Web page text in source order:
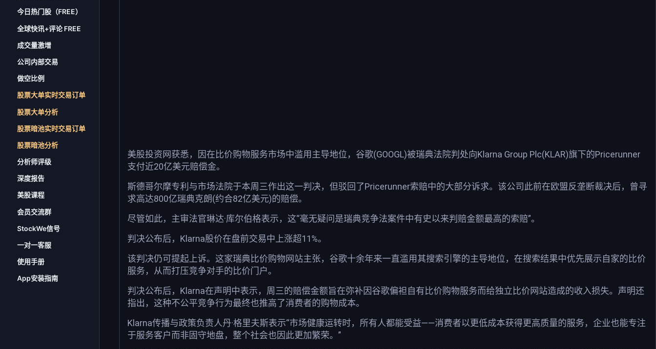
今日热门股（FREE）
全球快讯+评论 FREE
成交量激增
公司内部交易
做空比例
股票大单实时交易订单
股票大单分析
股票暗池实时交易订单
股票暗池分析
分析师评级
深度报告
美股课程
会员交流群
StockWe信号
一对一客服
使用手册
App安装指南
美股投资网获悉，因在比价购物服务市场中滥用主导地位，谷歌(GOOGL)被瑞典法院判处向Klarna Group Plc(KLAR)旗下的Pricerunner
支付近20亿美元赔偿金。
斯德哥尔摩专利与市场法院于本周三作出这一判决，但驳回了Pricerunner索赔中的大部分诉求。该公司此前在欧盟反垄断裁决后，曾寻
求高达800亿瑞典克朗(约合82亿美元)的赔偿。
尽管如此，主审法官琳达·库尔伯格表示，这“毫无疑问是瑞典竞争法案件中有史以来判赔金额最高的索赔”。
判决公布后，Klarna股价在盘前交易中上涨超11%。
该判决仍可提起上诉。这家瑞典比价购物网站主张，谷歌十余年来一直滥用其搜索引擎的主导地位，在搜索结果中优先展示自家的比价
服务，从而打压竞争对手的比价门户。
判决公布后，Klarna在声明中表示，周三的赔偿金额旨在弥补因谷歌偏袒自有比价购物服务而给独立比价网站造成的收入损失。声明还
指出，这种不公平竞争行为最终也推高了消费者的购物成本。
Klarna传播与政策负责人丹·格里夫斯表示“市场健康运转时，所有人都能受益——消费者以更低成本获得更高质量的服务，企业也能专注
于服务客户而非固守地盘，整个社会也因此更加繁荣。”